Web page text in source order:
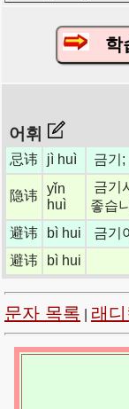
학
어휘
忌讳 jì huì 금기
隐讳 yǐn
huì
금기
좋습
避讳
bì hui
금기
避讳
bì hui
문자 목록 래